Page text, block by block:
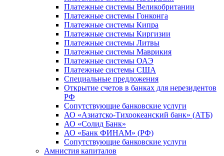
Платежные системы Великобритании
Платежные системы Гонконга
Платежные системы Кипра
Платежные системы Киргизии
Платежные системы Литвы
Платежные системы Маврикия
Платежные системы ОАЭ
Платежные системы США
Специальные предложения
Открытие счетов в банках для нерезидентов
РФ
Сопутствующие банковские услуги
АО «Азиатско-Тихоокеанский банк» (АТБ)
АО «Солид Банк»
АО «Банк ФИНАМ» (РФ)
Сопутствующие банковские услуги
Амнистия капиталов